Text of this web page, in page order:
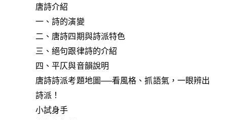
唐詩介紹
一、詩的演變
二、唐詩四期與詩派特色
三、絕句跟律詩的介紹
四、平仄與音韻說明
唐詩詩派考題地圖──看風格、抓語氣，一眼辨出
詩派！
小試身手